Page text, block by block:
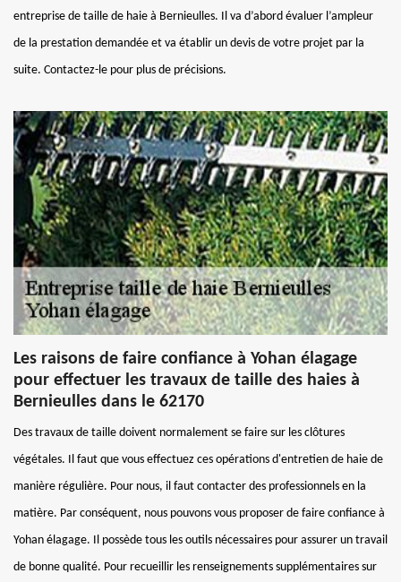
entreprise de taille de haie à Bernieulles. Il va d’abord évaluer l’ampleur
de la prestation demandée et va établir un devis de votre projet par la
suite. Contactez-le pour plus de précisions.
Les raisons de faire confiance à Yohan élagage
pour effectuer les travaux de taille des haies à
Bernieulles dans le 62170
Des travaux de taille doivent normalement se faire sur les clôtures
végétales. Il faut que vous effectuez ces opérations d'entretien de haie de
manière régulière. Pour nous, il faut contacter des professionnels en la
matière. Par conséquent, nous pouvons vous proposer de faire confiance à
Yohan élagage. Il possède tous les outils nécessaires pour assurer un travail
de bonne qualité. Pour recueillir les renseignements supplémentaires sur